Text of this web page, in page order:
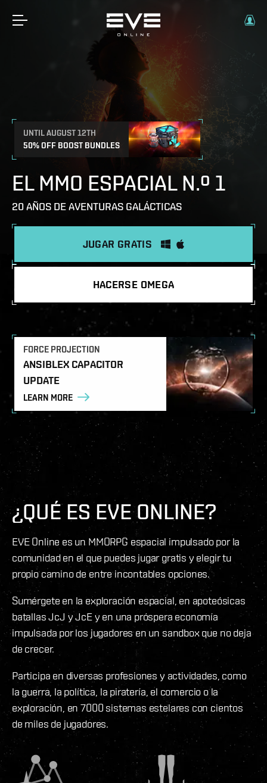
UNTIL AUGUST 12TH
50% OFF BOOST BUNDLES
EL MMO ESPACIAL N.º 1
20 AÑOS DE AVENTURAS GALÁCTICAS
JUGAR GRATIS
HACERSE OMEGA
FORCE PROJECTION
ANSIBLEX CAPACITOR
UPDATE
LEARN MORE
¿QUÉ ES EVE ONLINE?
EVE Online es un MMORPG espacial impulsado por la
comunidad en el que puedes jugar gratis y elegir tu
propio camino de entre incontables opciones.
Sumérgete en la exploración espacial, en apoteósicas
batallas JcJ y JcE y en una próspera economía
impulsada por los jugadores en un sandbox que no deja
de crecer.
Participa en diversas profesiones y actividades, como
la guerra, la política, la piratería, el comercio o la
exploración, en 7000 sistemas estelares con cientos
de miles de jugadores.